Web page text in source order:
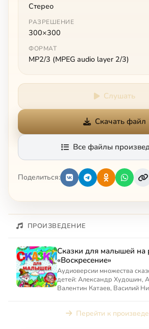
Стерео
РАЗРЕШЕНИЕ
300×300
ФОРМАТ
MP2/3 (MPEG audio layer 2/3)
Слушать
Скачать файл
Все файлы
Поделиться:
ПРОИЗВЕДЕНИЕ
Сказки для малышей на
«Воскресение»
Аудиоверсии множества
детей: Александр Худошин,
Валентин Катаев, Василий
Перейти к